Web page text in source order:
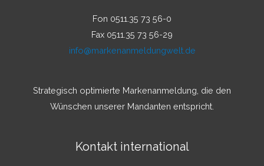
Fon 0511.35 73 56-0
Fax 0511.35 73 56-29
info@markenanmeldungwelt.de
Strategisch optimierte Markenanmeldung, die den
Wünschen unserer Mandanten entspricht.
Kontakt international